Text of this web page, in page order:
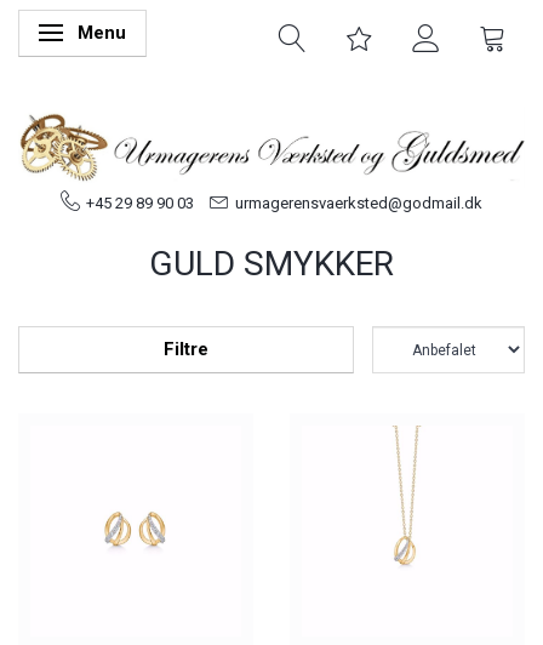
Skifte navigation
Menu
+45 29 89 90 03 urmagerensvaerksted@godmail.dk
GULD SMYKKER
Filtre